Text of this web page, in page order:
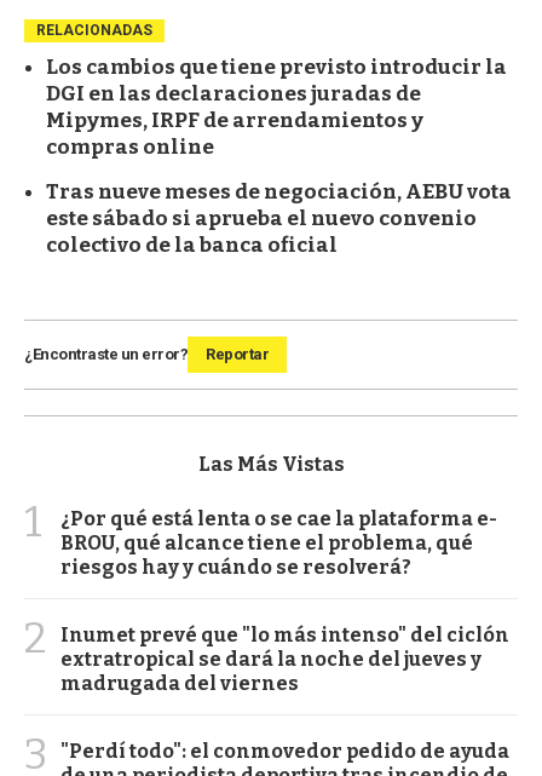
RELACIONADAS
Los cambios que tiene previsto introducir la
DGI en las declaraciones juradas de
Mipymes, IRPF de arrendamientos y
compras online
Tras nueve meses de negociación, AEBU vota
este sábado si aprueba el nuevo convenio
colectivo de la banca oficial
¿Encontraste un error? Reportar
Las Más Vistas
1
¿Por qué está lenta o se cae la plataforma e-
BROU, qué alcance tiene el problema, qué
riesgos hay y cuándo se resolverá?
2
Inumet prevé que "lo más intenso" del ciclón
extratropical se dará la noche del jueves y
madrugada del viernes
3
"Perdí todo": el conmovedor pedido de ayuda